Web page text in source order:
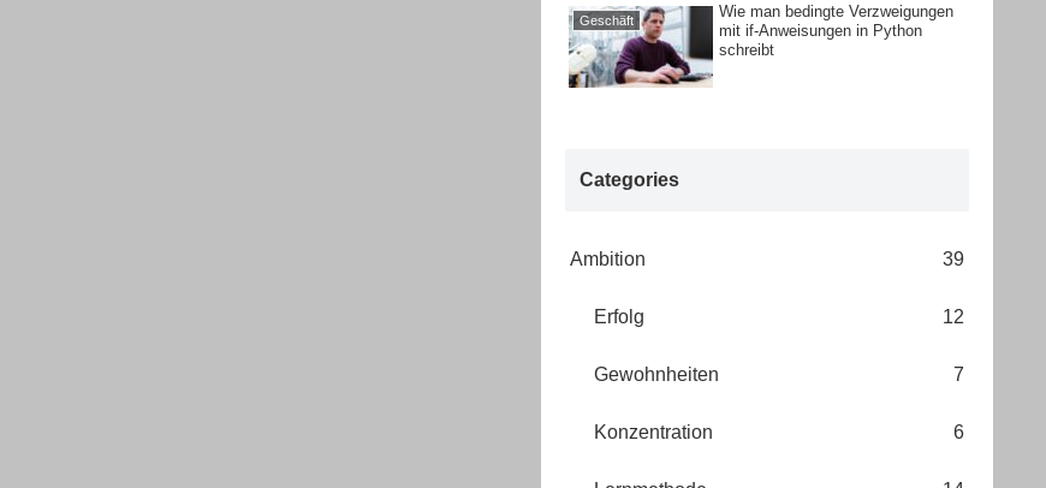
Geschäft
Wie man bedingte Verzweigungen
mit if-Anweisungen in Python
schreibt
Categories
Ambition 39
Erfolg 12
Gewohnheiten 7
Konzentration 6